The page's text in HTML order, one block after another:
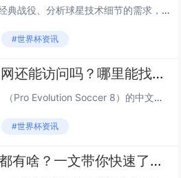
篮球迷看球时，总会有重温经典战役、分析球星技术细节的需求，这时候，“NBA录像回放吧”就成了很多人的宝藏去处，它到底是个什么样的平台？普通球迷又该怎么用它让观赛体验更上一层楼？今天咱们就来聊聊这个话题。 NBA录像回放吧的核心定位是什...
#世界杯资讯
实况足球8中文版官网还能访问吗？哪里能找到正版资源和相关资讯？
很多老玩家对《实况足球8》（Pro Evolution Soccer 8）的中文版念念不忘，想知道它的官网还能不能访问，以及从哪里获取正版资源和游戏资讯，下面就来详细解答这些问题。 官网现状：官方入口迭代，需从合规渠道溯源 《实况足...
#世界杯资讯
CCTV5今天节目表都有啥？一文带你快速了解精彩赛事与栏目安排